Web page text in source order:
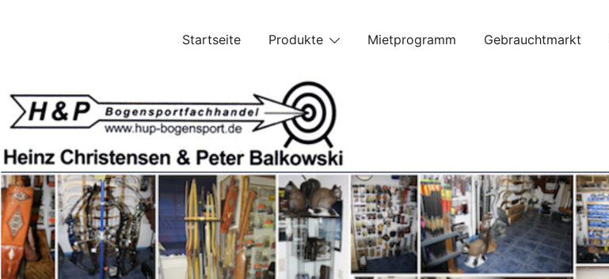
Startseite Produkte Mietprogramm Gebrauchtmarkt